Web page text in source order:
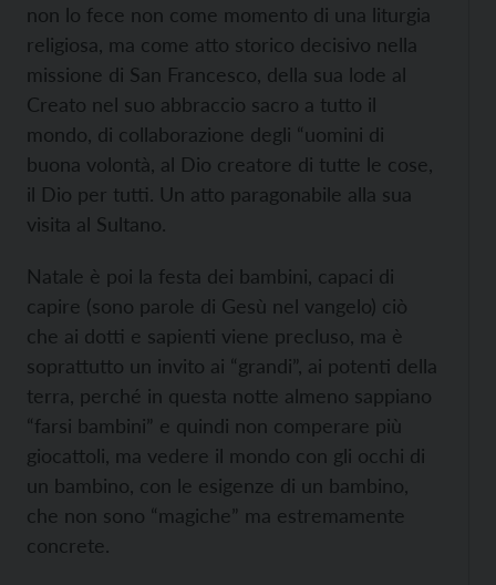
non lo fece non come momento di una liturgia
religiosa, ma come atto storico decisivo nella
missione di San Francesco, della sua lode al
Creato nel suo abbraccio sacro a tutto il
mondo, di collaborazione degli “uomini di
buona volontà, al Dio creatore di tutte le cose,
il Dio per tutti. Un atto paragonabile alla sua
visita al Sultano.
Natale è poi la festa dei bambini, capaci di
capire (sono parole di Gesù nel vangelo) ciò
che ai dotti e sapienti viene precluso, ma è
soprattutto un invito ai “grandi”, ai potenti della
terra, perché in questa notte almeno sappiano
“farsi bambini” e quindi non comperare più
giocattoli, ma vedere il mondo con gli occhi di
un bambino, con le esigenze di un bambino,
che non sono “magiche” ma estremamente
concrete.